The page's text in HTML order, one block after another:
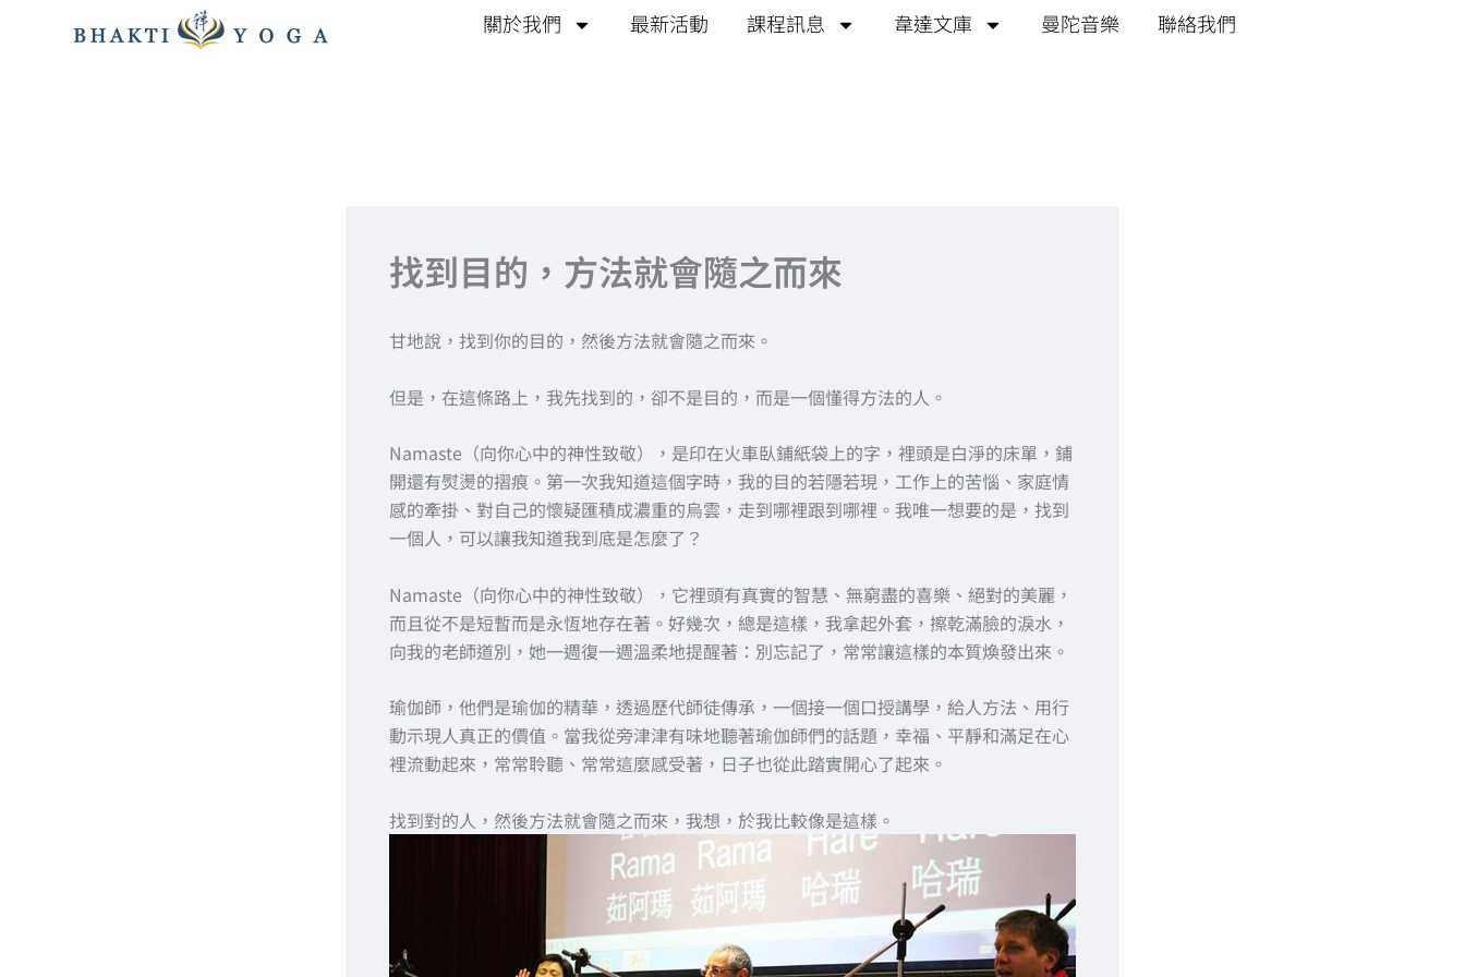
關於我們 最新活動 課程訊息 韋達文庫 曼陀音樂 聯絡我們
找到目的，方法就會隨之而來
甘地說，找到你的目的，然後方法就會隨之而來。
但是，在這條路上，我先找到的，卻不是目的，而是一個懂得方法的人。
Namaste（向你心中的神性致敬），是印在火車臥鋪紙袋上的字，裡頭是白淨的床單，鋪
開還有熨燙的摺痕。第一次我知道這個字時，我的目的若隱若現，工作上的苦惱、家庭情
感的牽掛、對自己的懷疑匯積成濃重的烏雲，走到哪裡跟到哪裡。我唯一想要的是，找到
一個人，可以讓我知道我到底是怎麼了？
Namaste（向你心中的神性致敬），它裡頭有真實的智慧、無窮盡的喜樂、絕對的美麗，
而且從不是短暫而是永恆地存在著。好幾次，總是這樣，我拿起外套，擦乾滿臉的淚水，
向我的老師道別，她一週復一週溫柔地提醒著：別忘記了，常常讓這樣的本質煥發出來。
瑜伽師，他們是瑜伽的精華，透過歷代師徒傳承，一個接一個口授講學，給人方法、用行
動示現人真正的價值。當我從旁津津有味地聽著瑜伽師們的話題，幸福、平靜和滿足在心
裡流動起來，常常聆聽、常常這麼感受著，日子也從此踏實開心了起來。
找到對的人，然後方法就會隨之而來，我想，於我比較像是這樣。